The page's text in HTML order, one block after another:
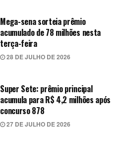
Mega-sena sorteia prêmio
acumulado de 78 milhões nesta
terça-feira
28 DE JULHO DE 2026
Super Sete: prêmio principal
acumula para R$ 4,2 milhões após
concurso 878
27 DE JULHO DE 2026